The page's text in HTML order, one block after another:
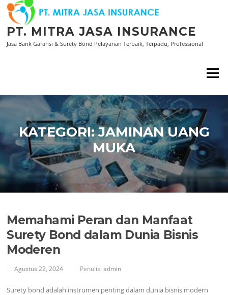
Lompat
konten
PT. MITRA JASA INSURANCE
Jasa Bank Garansi & Surety Bond Pelayanan Terbaik, Terpadu, Professional
Menu
KATEGORI:JAMINAN UANG
MUKA
Memahami Peran dan Manfaat
Surety Bond dalam Dunia Bisnis
Moderen
Agustus 22, 2024 Penulis:admin
Surety bond adalah instrumen penting dalam dunia bisnis modern